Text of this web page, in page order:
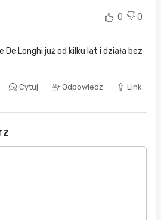
0 0
De Longhi już od kilku lat i działa bez
Cytuj Odpowiedz Link